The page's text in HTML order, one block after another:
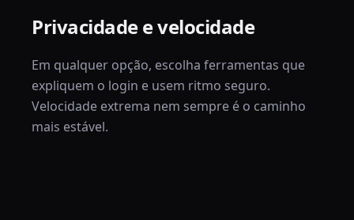
Privacidade e velocidade
Em qualquer opção, escolha ferramentas que
expliquem o login e usem ritmo seguro.
Velocidade extrema nem sempre é o caminho
mais estável.